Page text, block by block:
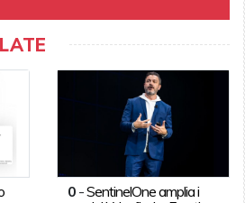
0 -SentinelOne amplia i